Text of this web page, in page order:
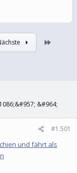
&#964;
#1.501
und fährt als